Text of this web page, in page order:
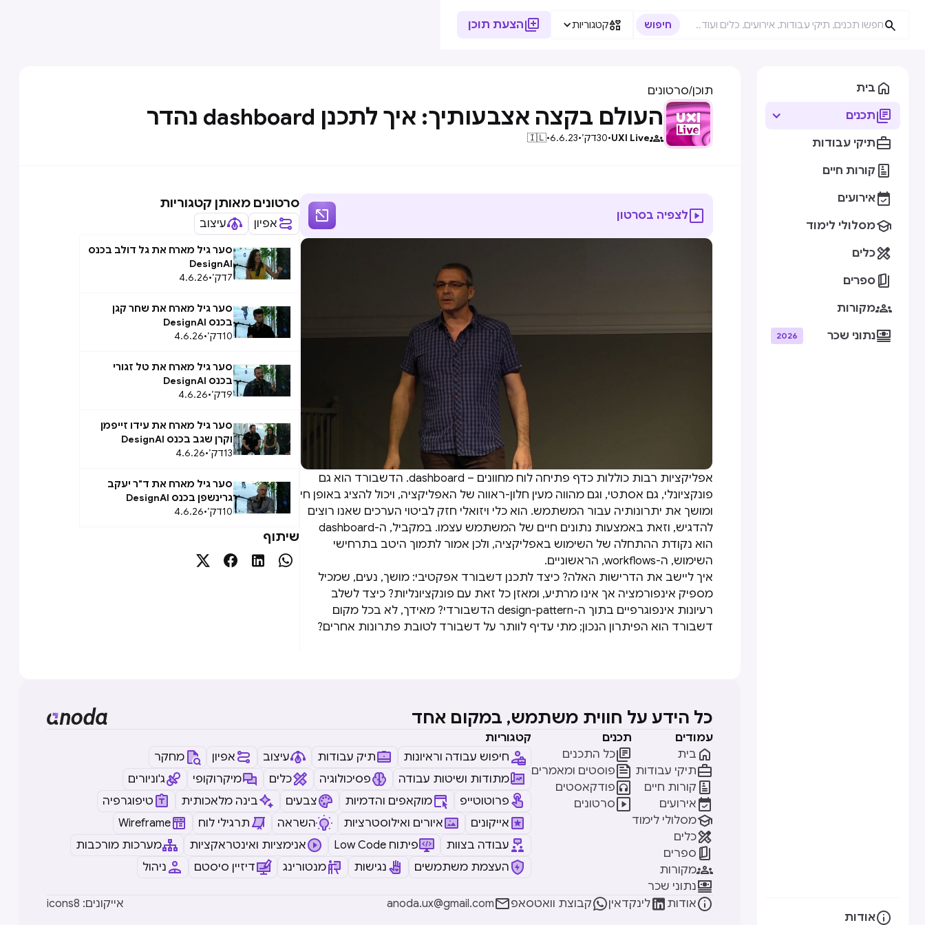

קטגוריות הצעת תוכן
 בית
תכנים
תיקי עבודות
 קורות חיים
אירועים
מסלולי לימוד
כלים
 ספרים
מקורות
נתוני שכר 2026
אודות
תוכן/סרטונים
העולם בקצה אצבעותיך: איך לתכנן dashboard נהדר

UXI Live
•
30דק׳•
6.6.23
•
🇮🇱
לצפיה בסרטון 
אפליקציות רבות כוללות כדף פתיחה לוח מחוונים – dashboard. הדשבורד הוא גם
פונקציונלי, גם אסתטי, וגם מהווה מעין חלון-ראווה של האפליקציה, ויכול להציג באופן חי
ומושך את יתרונותיה עבור המשתמש. הוא כלי ויזואלי חזק לביטוי הערכים שאנו רוצים
להדגיש, וזאת באמצעות נתונים חיים של המשתמש עצמו. במקביל, ה-dashboard
הוא נקודת ההתחלה של השימוש באפליקציה, ולכן אמור לתמוך היטב בתרחישי
השימוש, ה-workflows, הראשוניים.
איך ליישב את הדרישות האלה? כיצד לתכנן דשבורד אפקטיבי: מושך, נעים, שמכיל
מספיק אינפורמציה אך אינו מרתיע, ומאזן כל זאת עם פונקציונליות? כיצד לשלב
רעיונות אינפוגרפיים בתוך ה-design-pattern הדשבורדי? מאידך, לא בכל מקום
דשבורד הוא הפיתרון הנכון; מתי עדיף לוותר על דשבורד לטובת פתרונות אחרים?
סרטונים מאותן קטגוריות
אפיון עיצוב
סער גיל מארח את גל דולב בכנס
DesignAI
7דק׳•
4.6.26
סער גיל מארח את שחר קגן
בכנס DesignAI
10דק׳•
4.6.26
סער גיל מארח את טל זגורי
בכנס DesignAI
9דק׳•
4.6.26
סער גיל מארח את עידו זייפמן
וקרן שגב בכנס DesignAI
13דק׳•
4.6.26
סער גיל מארח את ד"ר יעקב
גרינשפן בכנס DesignAI
10דק׳•
4.6.26
שיתוף




כל הידע על חווית משתמש, במקום אחד
עמודים
בית 
תיקי עבודות
קורות חיים 
אירועים 
מסלולי לימוד
כלים
ספרים 
מקורות
נתוני שכר
תכנים
כל התכנים
פוסטים ומאמרים
פודקאסטים 
סרטונים 
קטגוריות
חיפוש עבודה וראיונות
תיק עבודות עיצוב אפיון
מחקר
מתודות ושיטות עבודה
פסיכולוגיה כלים מיקרוקופי
ג'וניורים
פרוטוטייפ
מוקאפים והדמיות צבעים בינה מלאכותית
טיפוגרפיה
אייקונים
איורים ואילוסטרציות השראה תרגילי לוח
Wireframe
עבודה בצוות
Low Code פיתוח אנימציות ואינטראקציות
מערכות מורכבות
העצמת משתמשים
נגישות מנטורינג דיזיין סיסטם ניהול
אודות לינקדאין קבוצת וואטסאפ
anoda.ux@gmail.com icons8 :אייקונים